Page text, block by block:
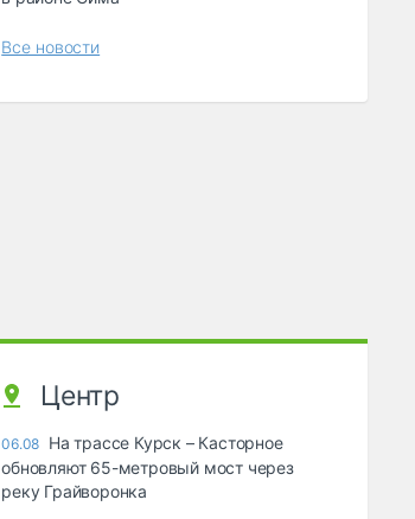
Все новости
Центр
06.08 На трассе Курск – Касторное
обновляют 65-метровый мост через
реку Грайворонка